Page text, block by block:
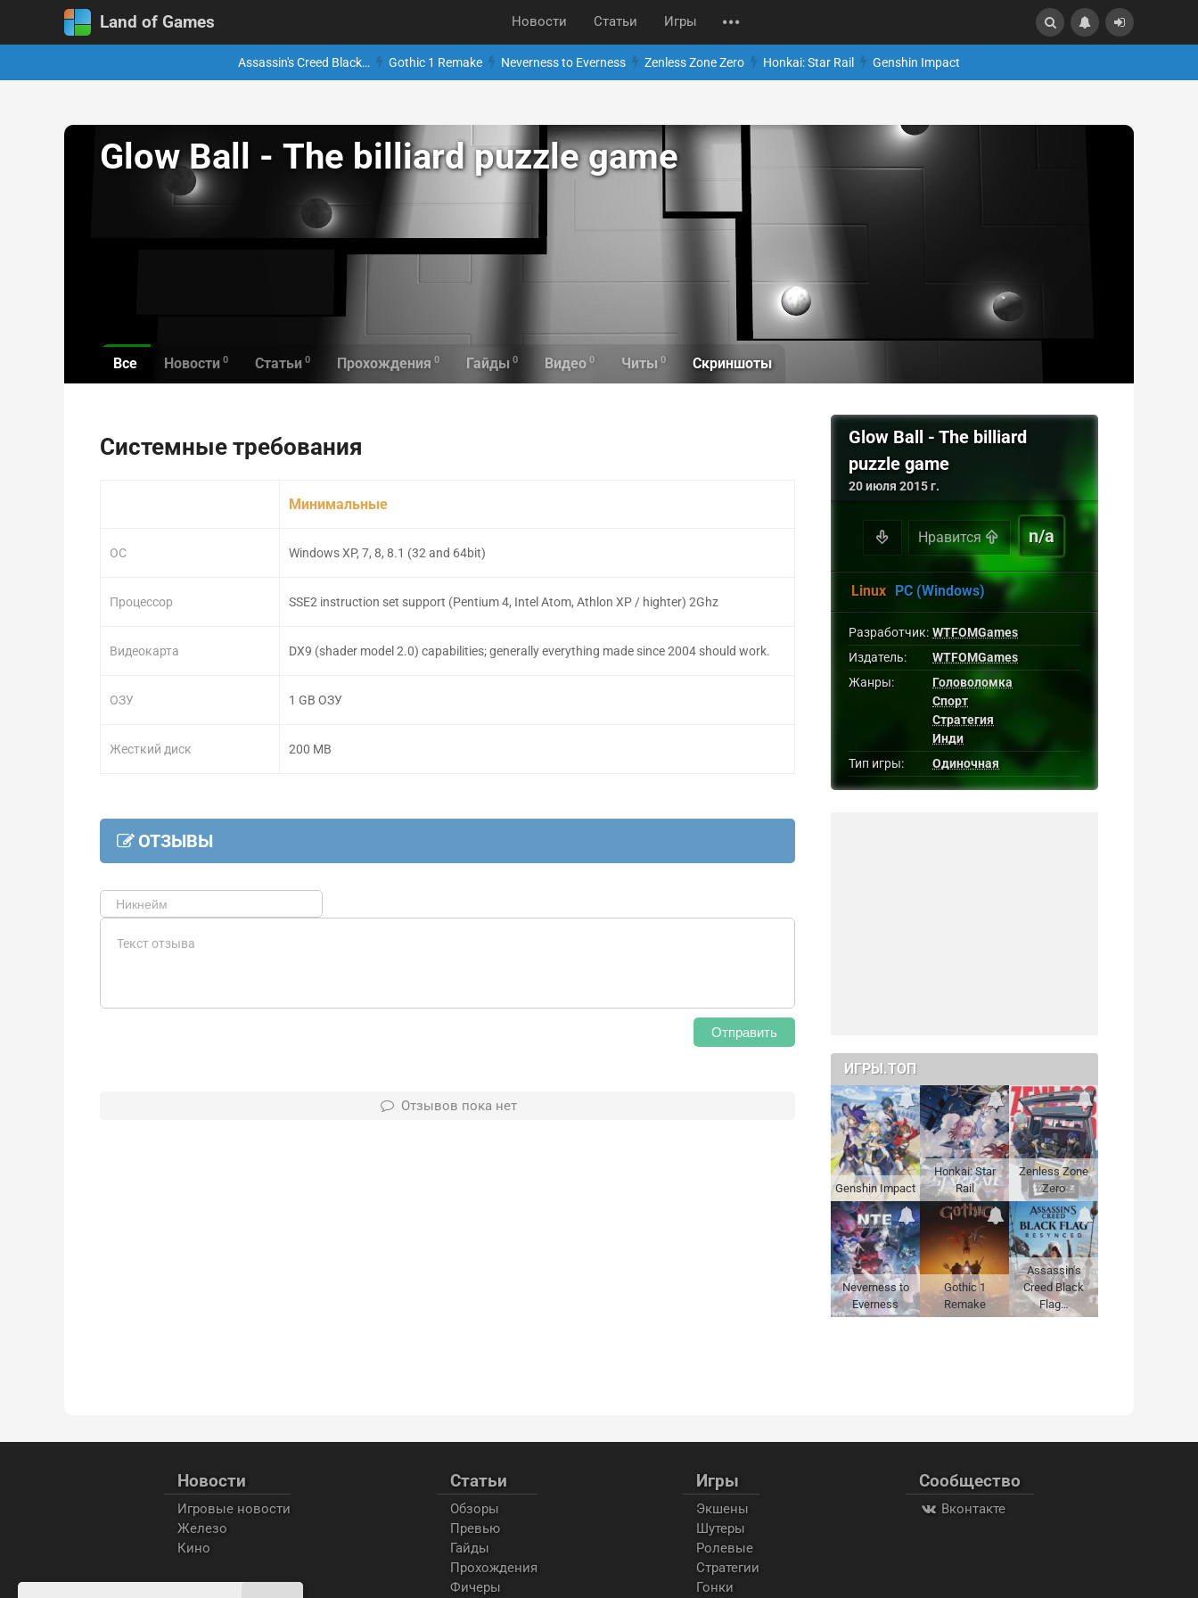
Land of Games Новости Статьи Игры
Assassin's Creed Black… Gothic 1 Remake Neverness to Everness Zenless Zone Zero Honkai: Star Rail Genshin Impact
Glow Ball - The billiard puzzle game
Все Новости 0 Статьи 0 Прохождения 0 Гайды 0 Видео 0 Читы 0 Скриншоты
Системные требования
ОС
Процессор
Видеокарта
ОЗУ
Жесткий диск
Минимальные
Windows XP, 7, 8, 8.1 (32 and 64bit)
SSE2 instruction set support (Pentium 4, Intel Atom, Athlon XP / highter) 2Ghz
DX9 (shader model 2.0) capabilities; generally everything made since 2004 should work.
1 GB ОЗУ
200 MB
ОТЗЫВЫ
Отправить
Отзывов пока нет
Glow Ball - The billiard
puzzle game
20 июля 2015 г.
Нравится n/a
Linux PC (Windows)
Разработчик: WTFOMGames
Издатель:
WTFOMGames
Жанры:
Головоломка
Спорт
Стратегия
Инди
Тип игры:
Одиночная
ИГРЫ.ТОП
Genshin Impact
Honkai: Star
Rail
Zenless Zone
Zero
Neverness to
Everness
Gothic 1
Remake
Assassin's
Creed Black
Flag…
Новости
Игровые новости
Железо
Кино
Статьи
Обзоры
Превью
Гайды
Прохождения
Фичеры
Игры
Экшены
Шутеры
Ролевые
Стратегии
Гонки
Сообщество
Вконтакте